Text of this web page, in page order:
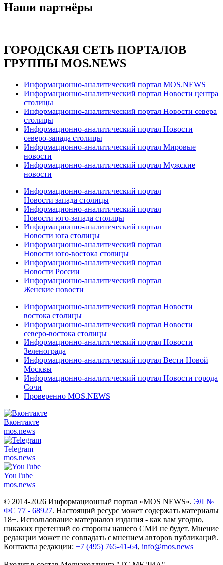
Наши партнёры
ГОРОДСКАЯ СЕТЬ ПОРТАЛОВ
ГРУППЫ MOS.NEWS
Информационно-аналитический портал MOS.NEWS
Информационно-аналитический портал Новости центра
столицы
Информационно-аналитический портал Новости севера
столицы
Информационно-аналитический портал Новости
северо-запада столицы
Информационно-аналитический портал Мировые
новости
Информационно-аналитический портал Мужские
новости
Информационно-аналитический портал
Новости запада столицы
Информационно-аналитический портал
Новости юго-запада столицы
Информационно-аналитический портал
Новости юга столицы
Информационно-аналитический портал
Новости юго-востока столицы
Информационно-аналитический портал
Новости России
Информационно-аналитический портал
Женские новости
Информационно-аналитический портал Новости
востока столицы
Информационно-аналитический портал Новости
северо-востока столицы
Информационно-аналитический портал Новости
Зеленограда
Информационно-аналитический портал Вести Новой
Москвы
Информационно-аналитический портал Новости города
Сочи
Проверенно MOS.NEWS
Вконтакте
mos.news
Telegram
mos.news
YouTube
mos.news
© 2014-2026 Информационный портал «MOS NEWS». ЭЛ №
ФС 77 - 68927. Настоящий ресурс может содержать материалы
18+. Использование материалов издания - как вам угодно,
никаких претензий со стороны нашего СМИ не будет. Мнение
редакции может не совпадать с мнением авторов публикаций.
Контакты редакции: +7 (495) 765-41-64, info@mos.news